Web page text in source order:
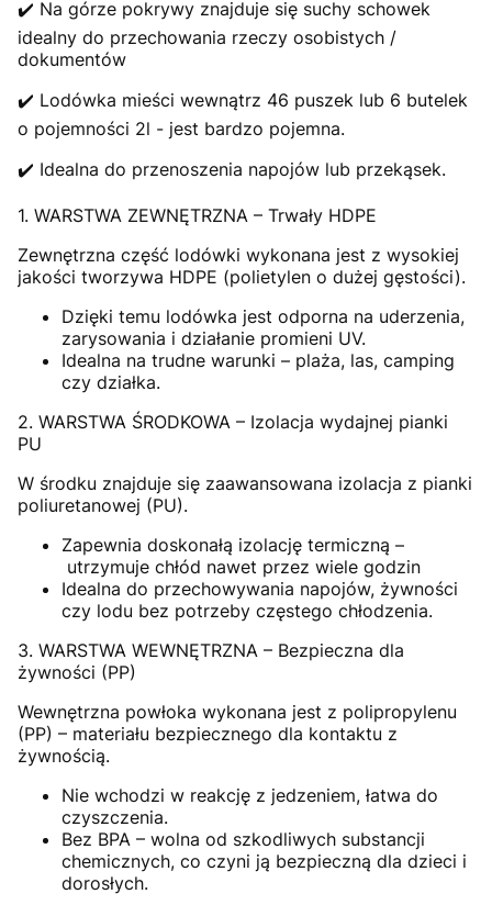
✔️ Na górze pokrywy znajduje się suchy schowek
idealny do przechowania rzeczy osobistych /
dokumentów
✔️ Lodówka mieści wewnątrz 46 puszek lub 6 butelek
o pojemności 2l - jest bardzo pojemna.
✔️ Idealna do przenoszenia napojów lub przekąsek.
1. WARSTWA ZEWNĘTRZNA – Trwały HDPE
Zewnętrzna część lodówki wykonana jest z wysokiej
jakości tworzywa HDPE (polietylen o dużej gęstości).
Dzięki temu lodówka jest odporna na uderzenia,
zarysowania i działanie promieni UV.
Idealna na trudne warunki – plaża, las, camping
czy działka.
2. WARSTWA ŚRODKOWA – Izolacja wydajnej pianki
PU
W środku znajduje się zaawansowana izolacja z pianki
poliuretanowej (PU).
Zapewnia doskonałą izolację termiczną –
utrzymuje chłód nawet przez wiele godzin
Idealna do przechowywania napojów, żywności
czy lodu bez potrzeby częstego chłodzenia.
3. WARSTWA WEWNĘTRZNA – Bezpieczna dla
żywności (PP)
Wewnętrzna powłoka wykonana jest z polipropylenu
(PP) – materiału bezpiecznego dla kontaktu z
żywnością.
Nie wchodzi w reakcję z jedzeniem, łatwa do
czyszczenia.
Bez BPA – wolna od szkodliwych substancji
chemicznych, co czyni ją bezpieczną dla dzieci i
dorosłych.